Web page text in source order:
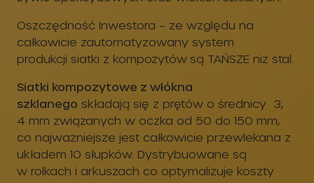
szklanegoskładają się z prętów o średnicy 3,
4 mm związanych w oczka od 50 do 150 mm,
co najważniejsze jest całkowicie przewlekana z
układem 10 słupków. Dystrybuowane są
w rolkach i arkuszach co optymalizuje koszty
transportu.